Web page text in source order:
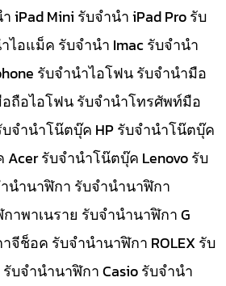
iPad Mini รับจำนำ iPad Pro รับ
อแม็ค รับจำนำ Imac รับจำนำ
รับจำนำไอโฟน รับจำนำมือ
ถือไอโฟน รับจำนำโทรศัพท์มือ
จำนำโน๊ตบุ๊ค HP รับจำนำโน๊ตบุ๊ค
Acer รับจำนำโน๊ตบุ๊ค Lenovo รับ
นำนาฬิกา รับจำนำนาฬิกา
าพาเนราย รับจำนำนาฬิกา G
จีช็อค รับจำนำนาฬิกา ROLEX รับ
บจำนำนาฬิกา Casio รับจำนำ